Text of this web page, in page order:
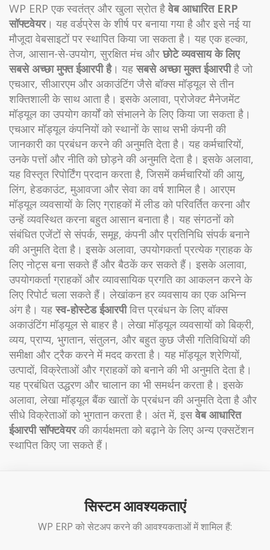
WP ERP एक स्वतंत्र और खुला स्रोत हैवेब आधारित ERP
सॉफ्टवेयर। यह वर्डप्रेस के शीर्ष पर बनाया गया है और इसे नई या
मौजूदा वेबसाइटों पर स्थापित किया जा सकता है। यह एक हल्का,
तेज, आसान-से-उपयोग, सुरक्षित मंच औरछोटे व्यवसाय के लिए
सबसे अच्छा मुफ्त ईआरपी है। यहसबसे अच्छा मुक्त ईआरपीहै जो
एचआर, सीआरएम और अकाउंटिंग जैसे बॉक्स मॉड्यूल से तीन
शक्तिशाली के साथ आता है। इसके अलावा, प्रोजेक्ट मैनेजमेंट
मॉड्यूल का उपयोग कार्यों को संभालने के लिए किया जा सकता है।
एचआर मॉड्यूल कंपनियों को स्थानों के साथ सभी कंपनी की
जानकारी का प्रबंधन करने की अनुमति देता है। यह कर्मचारियों,
उनके पत्तों और नीति को छोड़ने की अनुमति देता है। इसके अलावा,
यह विस्तृत रिपोर्टिंग प्रदान करता है, जिसमें कर्मचारियों की आयु,
लिंग, हेडकाउंट, मुआवजा और सेवा का वर्ष शामिल है। आरएम
मॉड्यूल व्यवसायों के लिए ग्राहकों में लीड को परिवर्तित करना और
उन्हें व्यवस्थित करना बहुत आसान बनाता है। यह संगठनों को
संबंधित एजेंटों से संपर्क, समूह, कंपनी और प्रतिनिधि संपर्क बनाने
की अनुमति देता है। इसके अलावा, उपयोगकर्ता प्रत्येक ग्राहक के
लिए नोट्स बना सकते हैं और बैठकें कर सकते हैं। इसके अलावा,
उपयोगकर्ता ग्राहकों और व्यावसायिक प्रगति का आकलन करने के
लिए रिपोर्ट चला सकते हैं। लेखांकन हर व्यवसाय का एक अभिन्न
अंग है। यहस्व-होस्टेड ईआरपीवित्त प्रबंधन के लिए बॉक्स
अकाउंटिंग मॉड्यूल से बाहर है। लेखा मॉड्यूल व्यवसायों को बिक्री,
व्यय, प्राप्य, भुगतान, संतुलन, और बहुत कुछ जैसी गतिविधियों की
समीक्षा और ट्रैक करने में मदद करता है। यह मॉड्यूल श्रेणियों,
उत्पादों, विक्रेताओं और ग्राहकों को बनाने की भी अनुमति देता है।
यह प्रबंधित उद्धरण और चालान का भी समर्थन करता है। इसके
अलावा, लेखा मॉड्यूल बैंक खातों के प्रबंधन की अनुमति देता है और
सीधे विक्रेताओं को भुगतान करता है। अंत में, इसवेब आधारित
ईआरपी सॉफ्टवेयरकी कार्यक्षमता को बढ़ाने के लिए अन्य एक्सटेंशन
स्थापित किए जा सकते हैं।
सिस्टम आवश्यकताएं
WP ERP को सेटअप करने की आवश्यकताओं में शामिल हैं: